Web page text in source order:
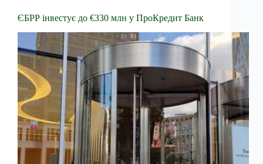
ЄБРР інвестує до €330 млн у ПроКредит Банк